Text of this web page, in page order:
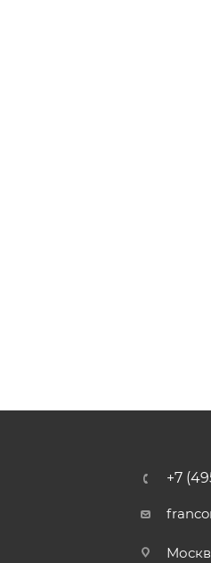
+7